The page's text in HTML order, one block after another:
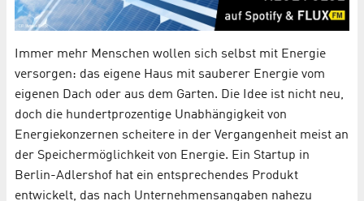
Immer mehr Menschen wollen sich selbst mit Energie
versorgen: das eigene Haus mit sauberer Energie vom
eigenen Dach oder aus dem Garten. Die Idee ist nicht neu,
doch die hundertprozentige Unabhängigkeit von
Energiekonzernen scheitere in der Vergangenheit meist an
der Speichermöglichkeit von Energie. Ein Startup in
Berlin-Adlershof hat ein entsprechendes Produkt
entwickelt, das nach Unternehmensangaben nahezu